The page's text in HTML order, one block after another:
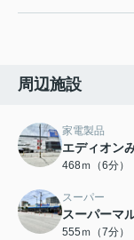
周辺施設
家電製品
エディオン
468ｍ（6分）
スーパー
スーパーマ
555ｍ（7分）